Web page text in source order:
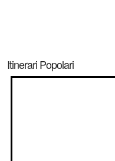
Itinerari Popolari